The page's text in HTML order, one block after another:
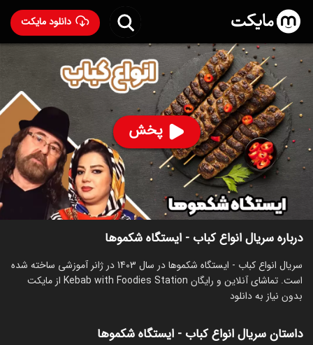
دانلود مایکت
پخش
سریال انواع کباب - ایستگاه شکموهاساخت 1403
۴۹ 57%
ساخت ایران سال 1403
رده سنی ۱۳+
سریال
توضیحات قسمت‌ها سریال‌های مشابه
درباره سریال انواع کباب - ایستگاه شکموها
سریال انواع کباب - ایستگاه شکموها در سال 1403 در ژانر آموزشی ساخته شده
است. تماشای آنلاین و رایگان Kebab with Foodies Station از مایکت
بدون نیاز به دانلود
داستان سریال انواع کباب - ایستگاه شکموها